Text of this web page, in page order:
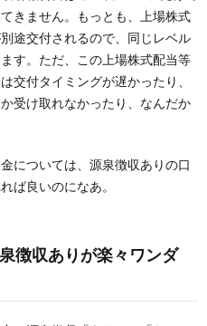
きません。もっとも、上場株式
途交付されるので、同じレベル
す。ただ、この上場株式配当等
交付タイミングが遅かったり、
受け取れなかったり、なんだか
については、源泉徴収ありの口
ば良いのになあ。
徴収ありが楽々ワンダ